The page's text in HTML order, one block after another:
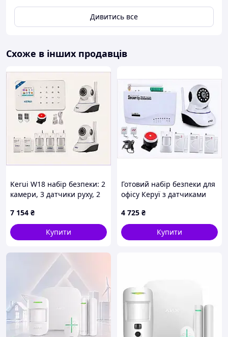
Дивитись все
Схоже в інших продавців
Kerui W18 набір безпеки: 2
камери, 3 датчики руху, 2
2E37224X1
7 154 ₴
Купити
Готовий набір безпеки для
офісу Керуї з датчиками
4 725 ₴
Купити